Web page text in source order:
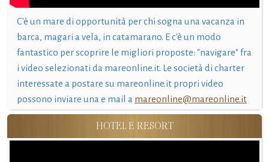
C'è un mare di opportunità per chi sogna una vacanza in
barca, magari a vela, in catamarano. E c'è un modo
fantastico per scoprire le migliori proposte: "navigare" fra
i video selezionati da mareonline.it. Le società di charter
interessate a postare su mareonline.it propri video
possono inviare una e mail a mareonline@mareonline.it
HOTEL E RESORT